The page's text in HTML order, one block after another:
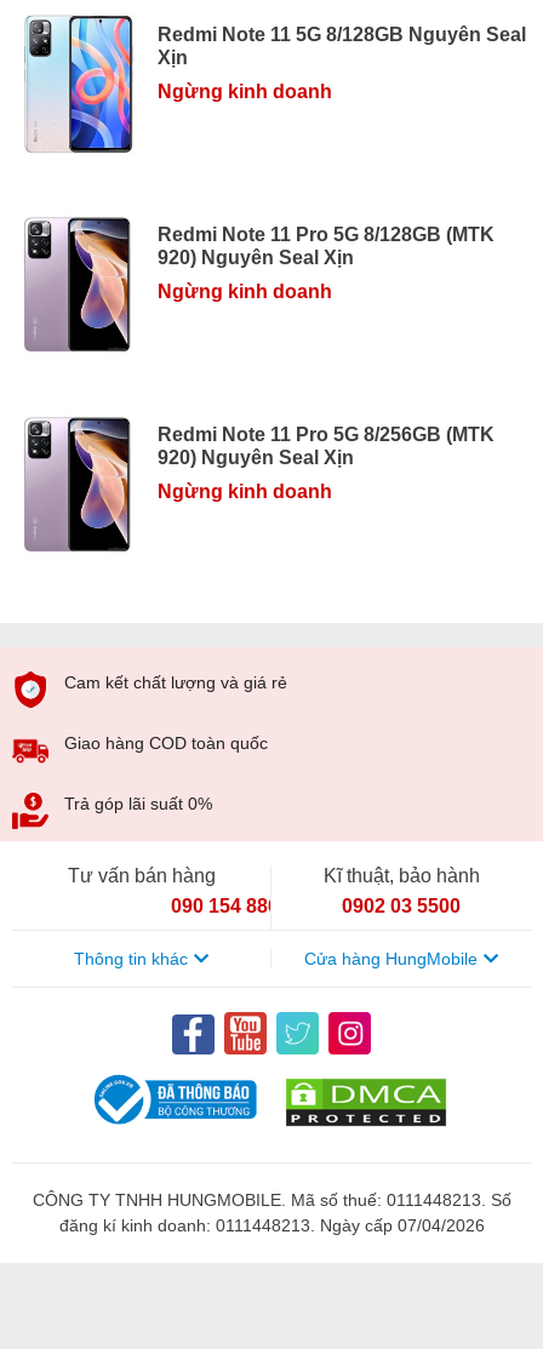
Redmi Note 11 5G 8/128GB Nguyên Seal
Xịn
Ngừng kinh doanh
Redmi Note 11 Pro 5G 8/128GB (MTK
920) Nguyên Seal Xịn
Ngừng kinh doanh
Redmi Note 11 Pro 5G 8/256GB (MTK
920) Nguyên Seal Xịn
Ngừng kinh doanh
Cam kết chất lượng và giá rẻ
Giao hàng COD toàn quốc
Trả góp lãi suất 0%
Tư vấn bán hàng
090 154 8866
Kĩ thuật, bảo hành
0902 03 5500
Thông tin khác Cửa hàng HungMobile
CÔNG TY TNHH HUNGMOBILE. Mã số thuế: 0111448213. Số
đăng kí kinh doanh: 0111448213. Ngày cấp 07/04/2026